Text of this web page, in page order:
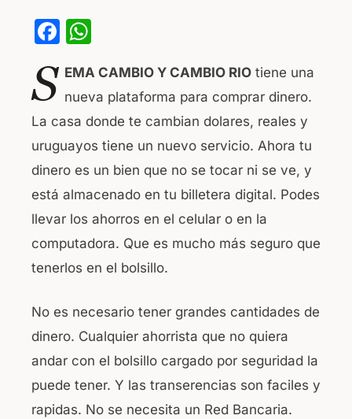
F
c
e
b
o
o
k
at
s
A
p
p
S EMA CAMBIO Y CAMBIO RIO tiene una
nueva plataforma para comprar dinero.
La casa donde te cambian dolares, reales y
uruguayos tiene un nuevo servicio. Ahora tu
dinero es un bien que no se tocar ni se ve, y
está almacenado en tu billetera digital. Podes
llevar los ahorros en el celular o en la
computadora. Que es mucho más seguro que
tenerlos en el bolsillo.
No es necesario tener grandes cantidades de
dinero. Cualquier ahorrista que no quiera
andar con el bolsillo cargado por seguridad la
puede tener. Y las transerencias son faciles y
rapidas. No se necesita un Red Bancaria.